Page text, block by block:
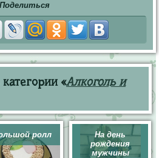
Поделиться
«Алкоголь и
ролл
На день
рождения
мужчины